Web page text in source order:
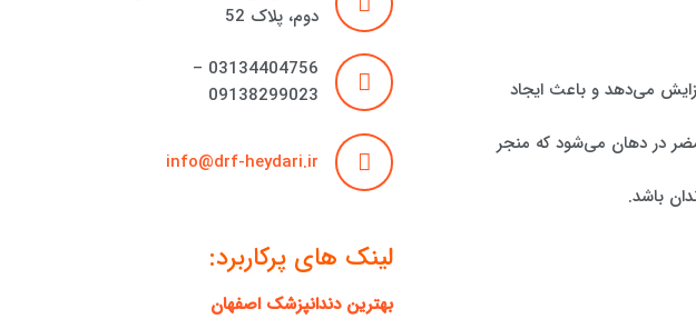
می‌دهد و باعث ایجاد
در دهان می‌شود که منجر
دوم، پلاک 52
03134404756 –
09138299023
info@drf-heydari.ir
لینک های پرکاربرد:
بهترین دندانپزشک اصفهان